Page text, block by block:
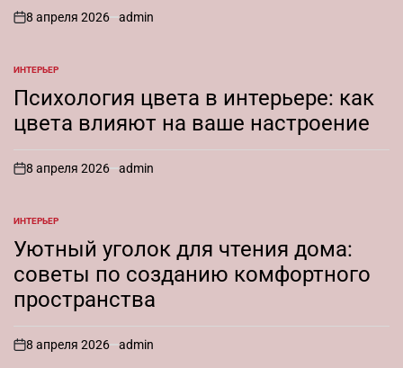
on
8 апреля 2026 admin
ОПУБЛИКОВАНО
В
ИНТЕРЬЕР
Психология цвета в интерьере: как
цвета влияют на ваше настроение
on
8 апреля 2026 admin
ОПУБЛИКОВАНО
В
ИНТЕРЬЕР
Уютный уголок для чтения дома:
советы по созданию комфортного
пространства
on
8 апреля 2026 admin